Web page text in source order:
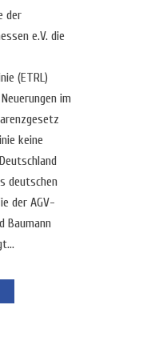
der
e.V. die
(ETRL)
im
keine
deutschen
der AGV-
Baumann